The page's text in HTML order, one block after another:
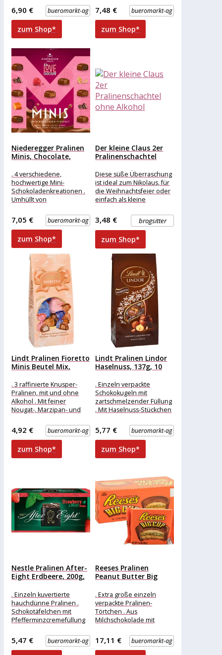
Schokoladen-Delikatessen
. Luxuriöse Auswahl an
Mini-Meisterwerken
bueromarkt-ag
6,90 €
zum Shop*
Merkmale: Eigenschaft:
ohne Alkohol Ausführung:
Geschenk weitere
Produktinformationen:
bueromarkt-ag
7,48 €
zum Shop*
Niederegger Pralinen
Minis, Chocolate,
. 4 verschiedene,
hochwertige Mini-
Schokoladenkreationen .
Umhüllt von
Vollmilchschokolade
Merkmale: Eigenschaft:
ohne Alkohol Ausführung:
Geschenk weitere
Produktinformationen:
Inhalt: 120g,
bueromarkt-ag
7,05 €
zum Shop*
Der kleine Claus 2er
Pralinenschachtel
Diese süße Überraschung
ist ideal zum Nikolaus, für
die Weihnachtsfeier oder
einfach als kleine
Weihnachtszeit. Die
brogsitter
3,48 €
zum Shop*
Lindt Pralinen Fioretto
Minis Beutel Mix,
. 3 raffinierte Knusper-
Pralinen, mit und ohne
Alkohol . Mit feiner
Nougat-, Marzipan- und
Umhüllt von knusprigem
Crisp
bueromarkt-ag
4,92 €
zum Shop*
Lindt Pralinen Lindor
Haselnuss, 137g, 10
. Einzeln verpackte
Schokokugeln mit
zartschmelzender Füllung
. Mit Haselnuss-Stückchen
Schokolade Merkmale:
Verpackung: einzeln
verpackt Eigenschaft: ohne
Alkohol
bueromarkt-ag
5,77 €
zum Shop*
Nestle Pralinen After-
Eight Erdbeere, 200g,
. Einzeln kuvertierte
hauchdünne Pralinen .
Schokotäfelchen mit
Pfefferminzcremefüllung
Merkmale: Verpackung:
einzeln verpackt
bueromarkt-ag
5,47 €
Reeses Pralinen
Peanut Butter Big
. Extra große einzeln
verpackte Pralinen-
Törtchen . Aus
Milchschokolade mit
Merkmale: Verpackung:
einzeln verpackt,
bueromarkt-ag
17,11 €